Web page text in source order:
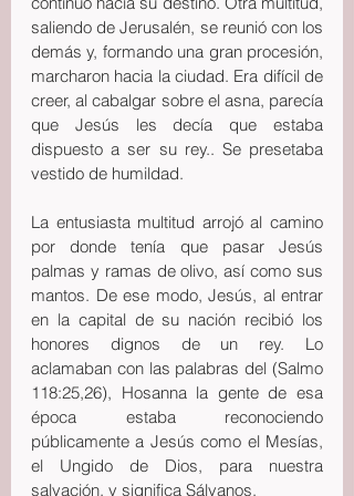
saliendo de Jerusalén, se reunió con los
demás y, formando una gran procesión,
marcharon hacia la ciudad. Era difícil de
creer, al cabalgar sobre el asna, parecía
que Jesús les decía que estaba
dispuesto a ser su rey.. Se presetaba
vestido de humildad.
La entusiasta multitud arrojó al camino
por donde tenía que pasar Jesús
palmas y ramas de olivo, así como sus
mantos. De ese modo, Jesús, al entrar
en la capital de su nación recibió los
honores dignos de un rey. Lo
aclamaban con las palabras del (Salmo
118:25,26), Hosanna la gente de esa
época estaba reconociendo
públicamente a Jesús como el Mesías,
el Ungido de Dios, para nuestra
salvación, y significa Sálvanos.